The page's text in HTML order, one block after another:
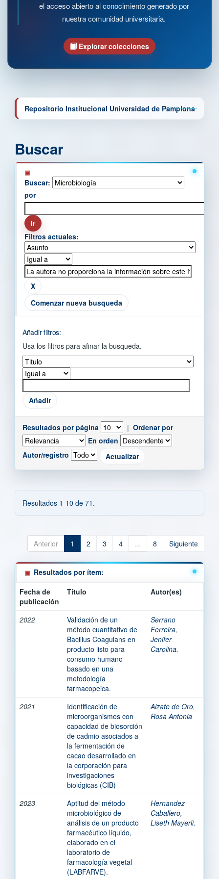
el acceso abierto al conocimiento generado por
nuestra comunidad universitaria.
Explorar colecciones
Repositorio Institucional Universidad de Pamplona
Buscar
Buscar:
por
Filtros actuales:
Comenzar nueva busqueda
Añadir filtros:
Usa los filtros para afinar la busqueda.
Resultados por página | Ordenar por
En orden
Autor/registro
Resultados 1-10 de 71.
Anterior 1 2 3 4 ... 8 Siguiente
Resultados por ítem:
Fecha de
publicación
Título Autor(es)
2022
Validación de un
método cuantitativo de
Bacillus Coagulans en
producto listo para
consumo humano
basado en una
metodología
farmacopeica.
Serrano
Ferreira,
Jenifer
Carolina.
2021
Identificación de
microorganismos con
capacidad de biosorción
de cadmio asociados a
la fermentación de
cacao desarrollado en
la corporación para
investigaciones
biológicas (CIB)
Alzate de Oro,
Rosa Antonia
2023
Aptitud del método
microbiológico de
análisis de un producto
farmacéutico líquido,
elaborado en el
laboratorio de
farmacología vegetal
(LABFARVE).
Hernandez
Caballero,
Liseth Mayerli.